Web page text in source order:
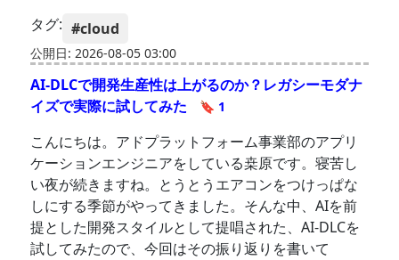
タグ: #cloud
公開日: 2026-08-05 03:00
AI-DLCで開発生産性は上がるのか？レガシーモダナ
イズで実際に試してみた
🔖 1
こんにちは。アドプラットフォーム事業部のアプリ
ケーションエンジニアをしている桒原です。寝苦し
い夜が続きますね。とうとうエアコンをつけっぱな
しにする季節がやってきました。そんな中、AIを前
提とした開発スタイルとして提唱された、AI-DLCを
試してみたので、今回はその振り返りを書いて